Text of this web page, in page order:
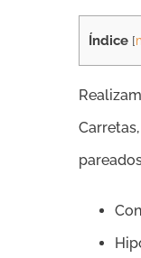
Índice [